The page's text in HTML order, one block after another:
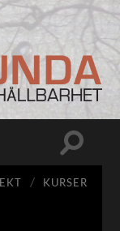
Slå
KURSER